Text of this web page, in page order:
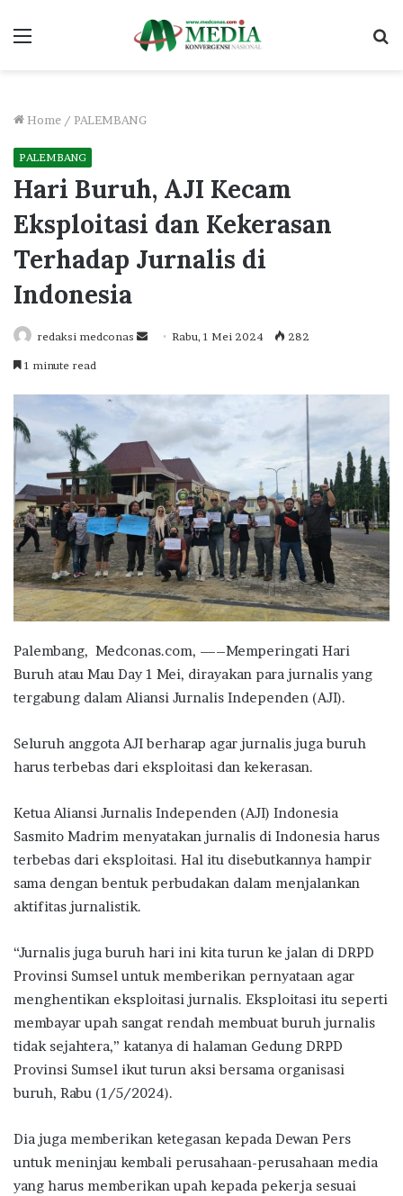
Menu
Home / PALEMBANG
PALEMBANG
Hari Buruh, AJI Kecam
Eksploitasi dan Kekerasan
Terhadap Jurnalis di
Indonesia
redaksi medconas
SendRabu, 1 Mei 2024 282
1 minute read
Palembang, Medconas.com, —–Memperingati Hari
Buruh atau Mau Day 1 Mei, dirayakan para jurnalis yang
tergabung dalam Aliansi Jurnalis Independen (AJI).
Seluruh anggota AJI berharap agar jurnalis juga buruh
harus terbebas dari eksploitasi dan kekerasan.
Ketua Aliansi Jurnalis Independen (AJI) Indonesia
Sasmito Madrim menyatakan jurnalis di Indonesia harus
terbebas dari eksploitasi. Hal itu disebutkannya hampir
sama dengan bentuk perbudakan dalam menjalankan
aktifitas jurnalistik.
“Jurnalis juga buruh hari ini kita turun ke jalan di DRPD
Provinsi Sumsel untuk memberikan pernyataan agar
menghentikan eksploitasi jurnalis. Eksploitasi itu seperti
membayar upah sangat rendah membuat buruh jurnalis
tidak sejahtera,” katanya di halaman Gedung DRPD
Provinsi Sumsel ikut turun aksi bersama organisasi
buruh, Rabu (1/5/2024).
Dia juga memberikan ketegasan kepada Dewan Pers
untuk meninjau kembali perusahaan-perusahaan media
yang harus memberikan upah kepada pekerja sesuai